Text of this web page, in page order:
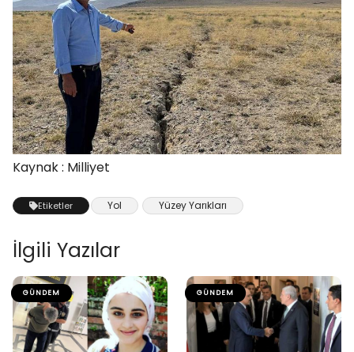
Kaynak : Milliyet
Etiketler Yol Yüzey Yarıkları
İlgili Yazılar
GÜNDEM GÜNDEM